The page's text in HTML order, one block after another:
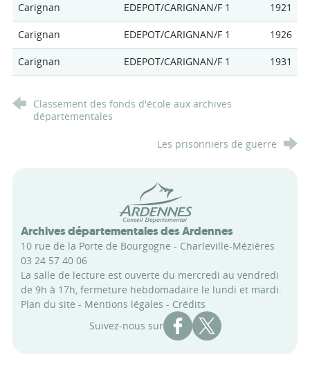
Carignan EDEPOT/CARIGNAN/F 1 1921
Carignan EDEPOT/CARIGNAN/F 1 1926
Carignan EDEPOT/CARIGNAN/F 1 1931
Classement des fonds d'école aux archives
départementales
Les prisonniers de guerre
Conseil départemental des
Archives départementales des Ardennes
10 rue de la Porte de Bourgogne - Charleville-Mézières
03 24 57 40 06
La salle de lecture est ouverte du mercredi au vendredi
de 9h à 17h, fermeture hebdomadaire le lundi et mardi.
Plan du site - Mentions légales - Crédits
Suivez-nous sur
Compte Facebook des
Compte X des